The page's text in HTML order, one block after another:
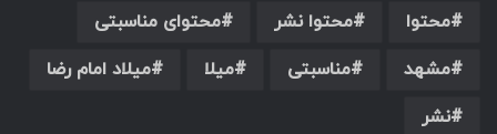
محتوا
محتوا نشر
محتوای مناسبتی
مشهد
مناسبتی میلا
میلاد امام رضا
نشر